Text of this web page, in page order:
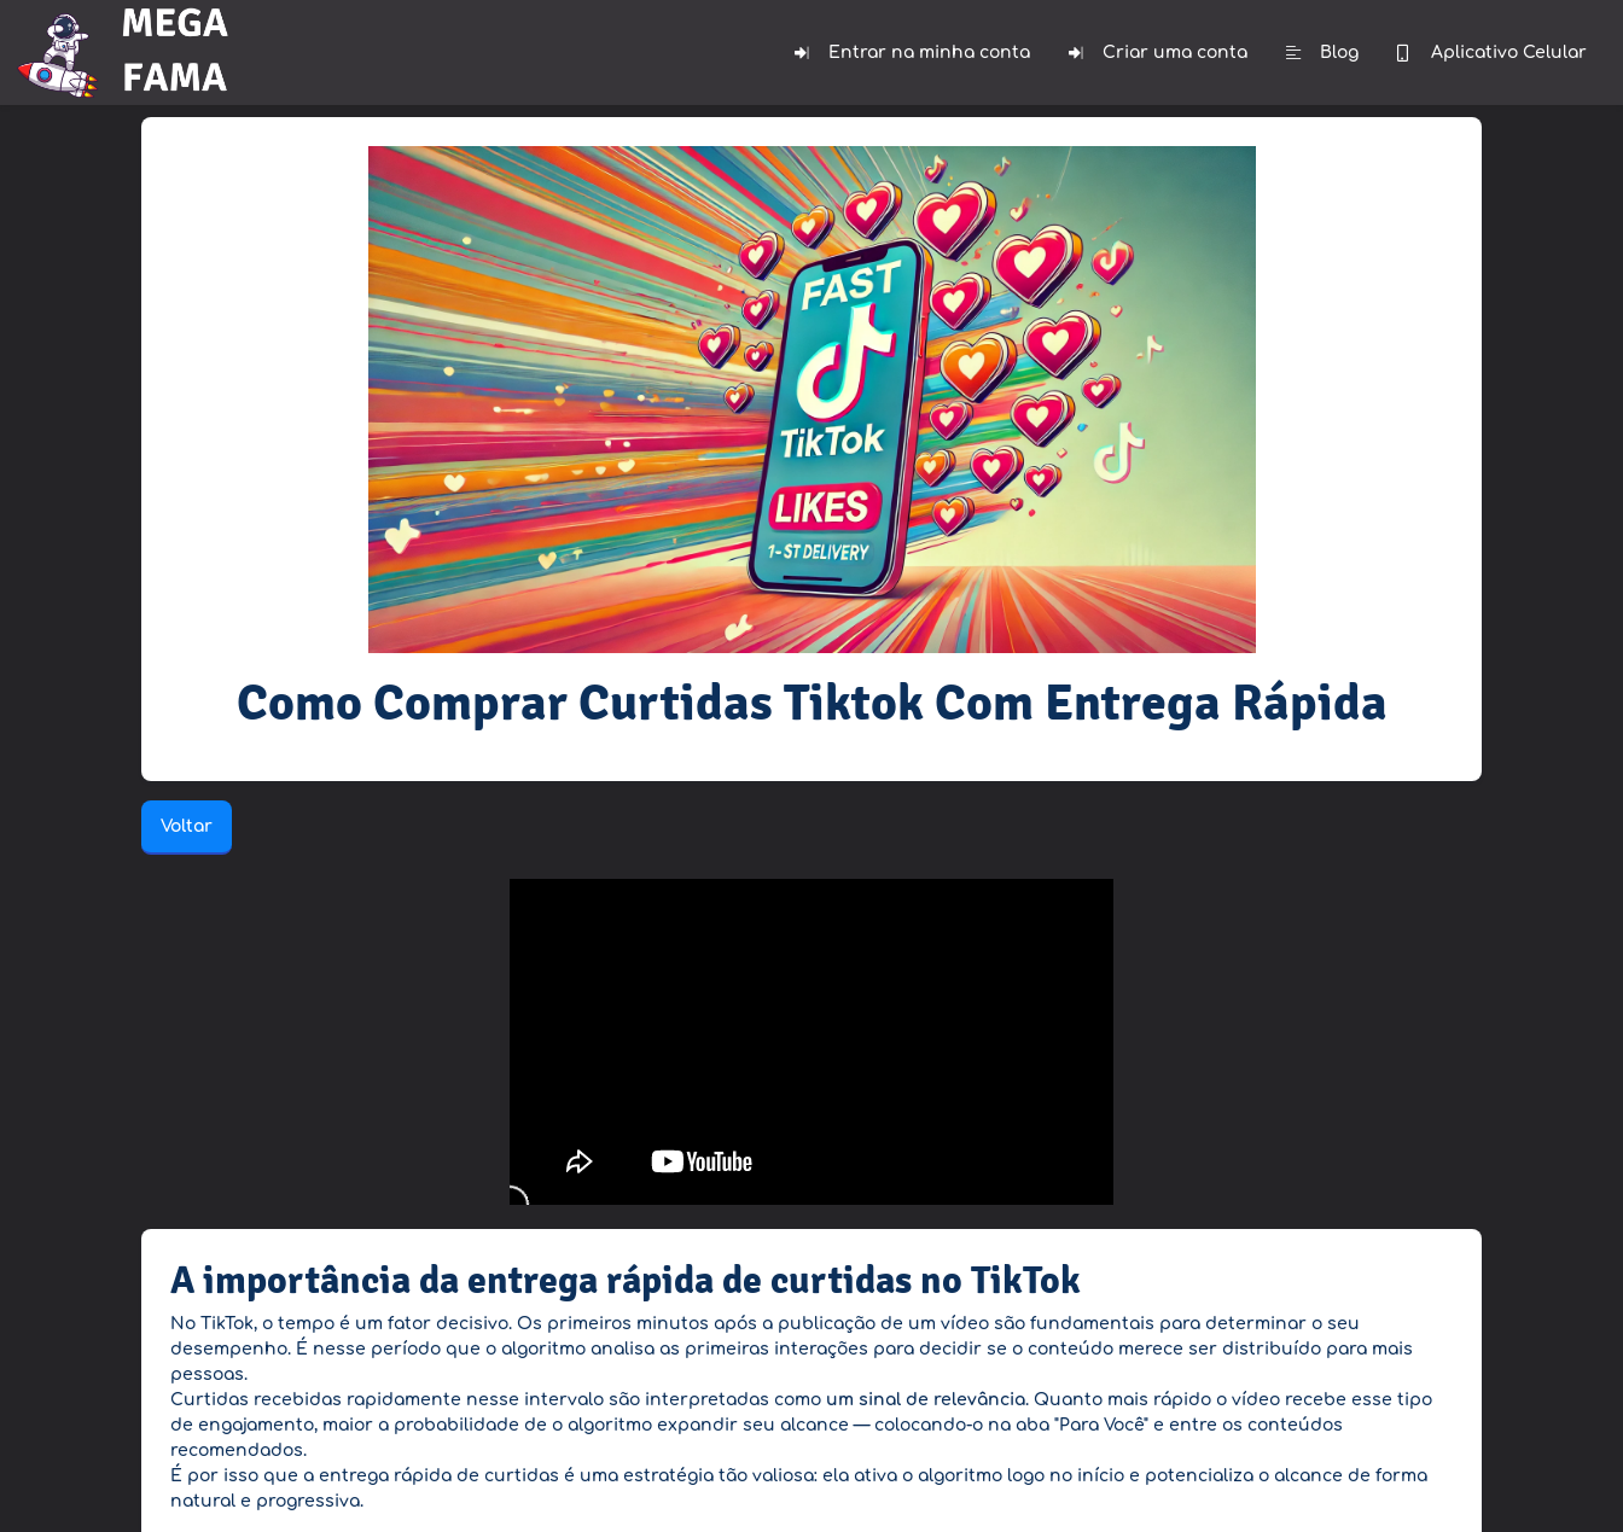
Entrar na minha conta Criar uma conta Blog Aplicativo Celular
Como Comprar Curtidas Tiktok Com Entrega Rápida
Voltar
A importância da entrega rápida de curtidas no TikTok
No TikTok, o tempo é um fator decisivo. Os primeiros minutos após a publicação de um vídeo são fundamentais para determinar o seu
desempenho. É nesse período que o algoritmo analisa as primeiras interações para decidir se o conteúdo merece ser distribuído para mais
pessoas.
Curtidas recebidas rapidamente nesse intervalo são interpretadas como um sinal de relevância. Quanto mais rápido o vídeo recebe esse tipo
de engajamento, maior a probabilidade de o algoritmo expandir seu alcance — colocando-o na aba "Para Você" e entre os conteúdos
recomendados.
É por isso que a entrega rápida de curtidas é uma estratégia tão valiosa: ela ativa o algoritmo logo no início e potencializa o alcance de forma
natural e progressiva.